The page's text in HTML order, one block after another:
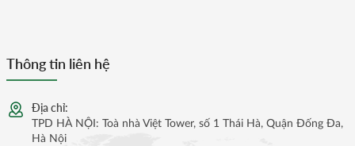
Thông tin liên hệ
Địa chỉ:
TPD HÀ NỘI: Toà nhà Việt Tower, số 1 Thái Hà, Quận Đống Đa,
Hà Nội